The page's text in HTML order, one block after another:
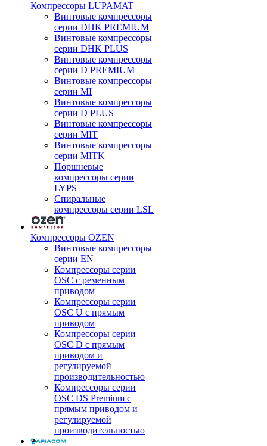
Компрессоры LUPAMAT
Винтовые компрессоры
серии DHK PREMIUM
Винтовые компрессоры
серии DHK PLUS
Винтовые компрессоры
серии D PREMIUM
Винтовые компрессоры
серии MI
Винтовые компрессоры
серии D PLUS
Винтовые компрессоры
серии MIT
Винтовые компрессоры
серии MITK
Поршневые
компрессоры серии
LYPS
Спиральные
компрессоры серии LSL
Компрессоры OZEN
Винтовые компрессоры
серии EN
Компрессоры серии
OSC с ременным
приводом
Компрессоры серии
OSC U с прямым
приводом
Компрессоры серии
OSC D с прямым
приводом и
регулируемой
производительностью
Компрессоры серии
OSC DS Premium с
прямым приводом и
регулируемой
производительностью